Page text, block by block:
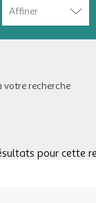
Affiner
recherche
pour cette